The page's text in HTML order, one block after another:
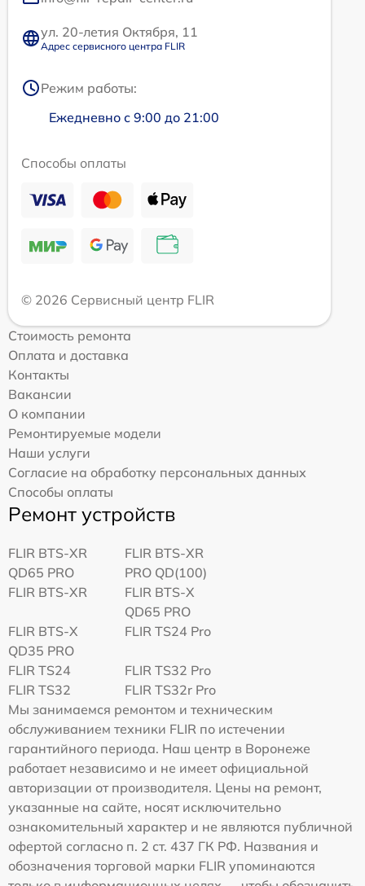
ул. 20-летия Октября, 11
Адрес сервисного центра FLIR
Режим работы:
Ежедневно с 9:00 до 21:00
Способы оплаты
© 2026 Сервисный центр FLIR
Стоимость ремонта
Оплата и доставка
Контакты
Вакансии
О компании
Ремонтируемые модели
Наши услуги
Согласие на обработку персональных данных
Способы оплаты
Ремонт устройств
FLIR BTS-XR
QD65 PRO
FLIR BTS-XR
PRO QD(100)
FLIR BTS-XR
FLIR BTS-X
QD65 PRO
FLIR BTS-X
QD35 PRO
FLIR TS24 Pro
FLIR TS24
FLIR TS32 Pro
FLIR TS32
FLIR TS32r Pro
Мы занимаемся ремонтом и техническим
обслуживанием техники FLIR по истечении
гарантийного периода. Наш центр в Воронеже
работает независимо и не имеет официальной
авторизации от производителя. Цены на ремонт,
указанные на сайте, носят исключительно
ознакомительный характер и не являются публичной
офертой согласно п. 2 ст. 437 ГК РФ. Названия и
обозначения торговой марки FLIR упоминаются